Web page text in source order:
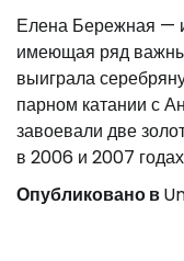
Елена Бережная —
имеющая ряд
выиграла
парном катании с
завоевали две
в 2006 и 2007
Опубликовано в